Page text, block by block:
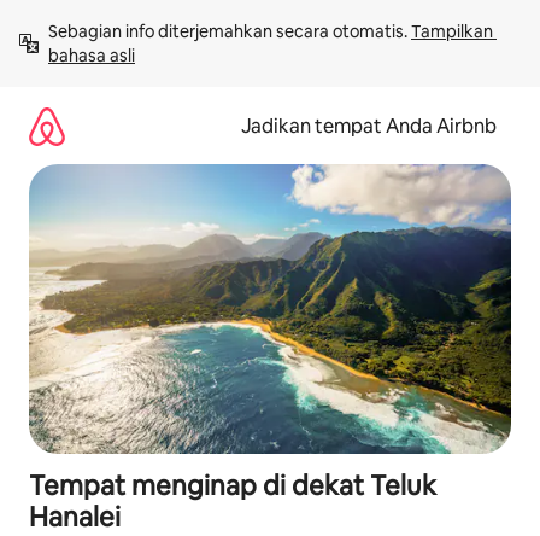
langsung
lihat
Sebagian info diterjemahkan secara otomatis. Tampilkan
bahasa asli
Jadikan tempat Anda Airbnb
Tempat menginap di dekat Teluk
Hanalei